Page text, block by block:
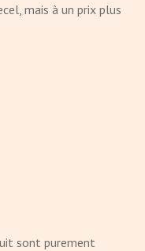
mais à un prix plus
sont purement